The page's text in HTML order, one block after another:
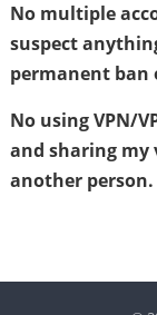
No multiple
suspect
permanent ban
No using VPN/
and sharing
another person.